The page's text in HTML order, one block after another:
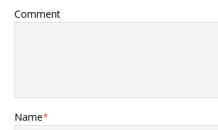
Comment
Name*